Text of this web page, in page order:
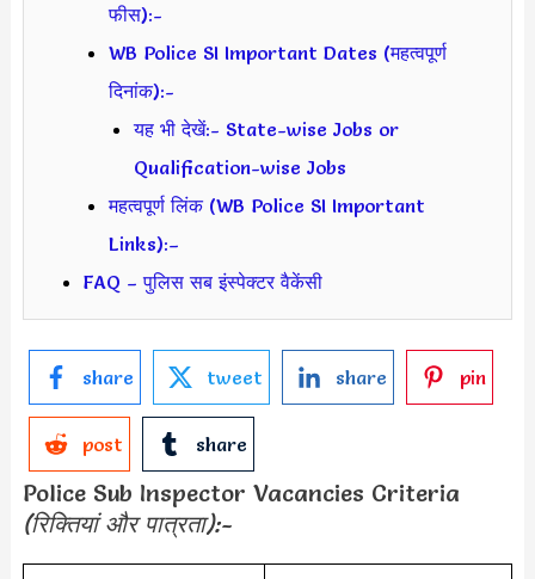
फीस):-
WB Police SI Important Dates (महत्वपूर्ण
दिनांक):-
यह भी देखें:- State-wise Jobs or
Qualification-wise Jobs
महत्वपूर्ण लिंक (WB Police SI Important
Links):–
FAQ – पुलिस सब इंस्पेक्टर वैकेंसी
share tweet share pin
post share
Police Sub Inspector Vacancies Criteria
(रिक्तियां और पात्रता):-